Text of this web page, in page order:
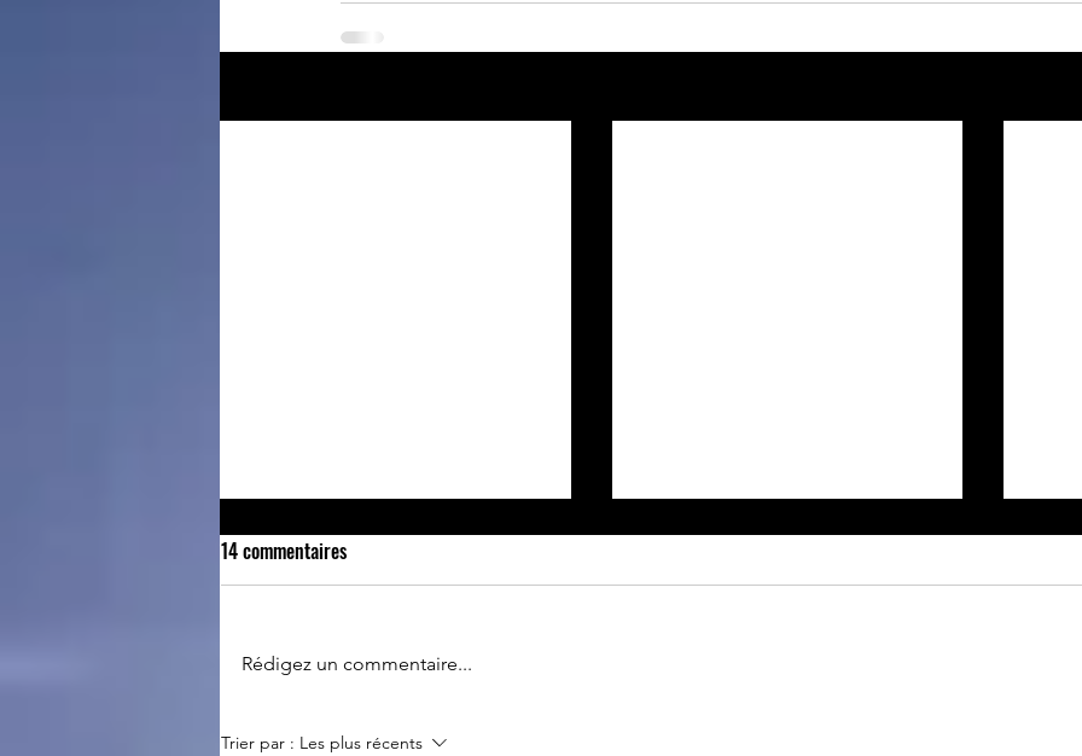
Retour du 14 juillet
14 commentaires
Rédigez un commentaire...
Trier par : Les plus récents